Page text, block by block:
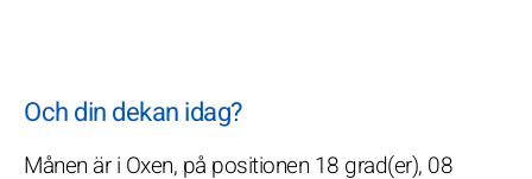
Och din dekan idag?
Månen är i Oxen, på positionen 18 grad(er), 08